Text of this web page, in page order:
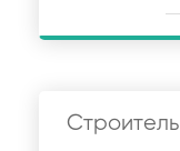
Строитель